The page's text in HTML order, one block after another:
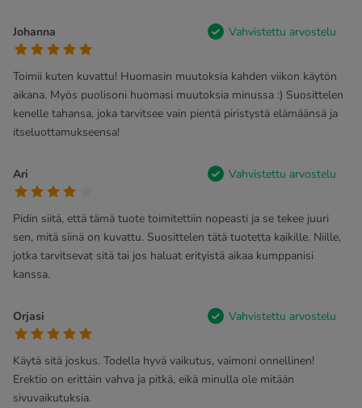
Johanna Vahvistettu arvostelu
Toimii kuten kuvattu! Huomasin muutoksia kahden viikon käytön
aikana. Myös puolisoni huomasi muutoksia minussa :) Suosittelen
kenelle tahansa, joka tarvitsee vain pientä piristystä elämäänsä ja
itseluottamukseensa!
Ari Vahvistettu arvostelu
Pidin siitä, että tämä tuote toimitettiin nopeasti ja se tekee juuri
sen, mitä siinä on kuvattu. Suosittelen tätä tuotetta kaikille. Niille,
jotka tarvitsevat sitä tai jos haluat erityistä aikaa kumppanisi
kanssa.
Orjasi Vahvistettu arvostelu
Käytä sitä joskus. Todella hyvä vaikutus, vaimoni onnellinen!
Erektio on erittäin vahva ja pitkä, eikä minulla ole mitään
sivuvaikutuksia.